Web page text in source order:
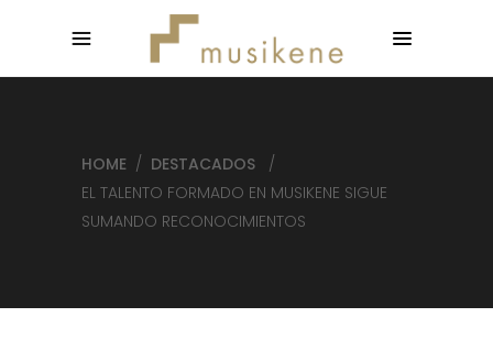
HOME / DESTACADOS
/
EL TALENTO FORMADO EN MUSIKENE SIGUE
SUMANDO RECONOCIMIENTOS